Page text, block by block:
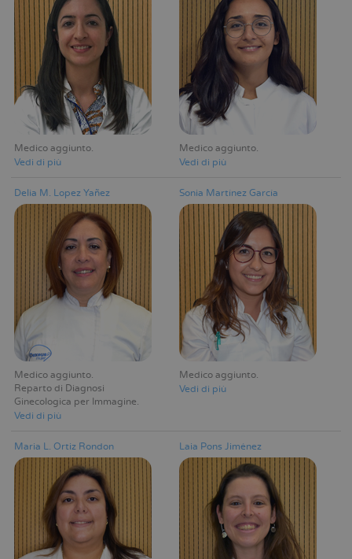
Medico aggiunto
Vedi di più
Medico aggiunto
Vedi di più
Delia M. Lopez Yañez
Medico aggiunto
Reparto di Diagnosi
Ginecologica per Immagine
Vedi di più
Sonia Martínez García
Medico aggiunto
Vedi di più
Maria L. Ortiz Rondon Laia Pons Jiménez